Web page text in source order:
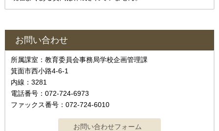
お問い合わせ
所属課室：教育委員会事務局学校企画管理課
箕面市西小路4‐6‐1
内線：3281
電話番号：072-724-6973
ファックス番号：072-724-6010